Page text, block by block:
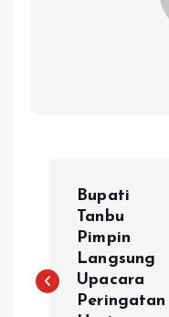
v
Bupati
Tanbu
Pimpin
Langsung
Upacara
Peringatan